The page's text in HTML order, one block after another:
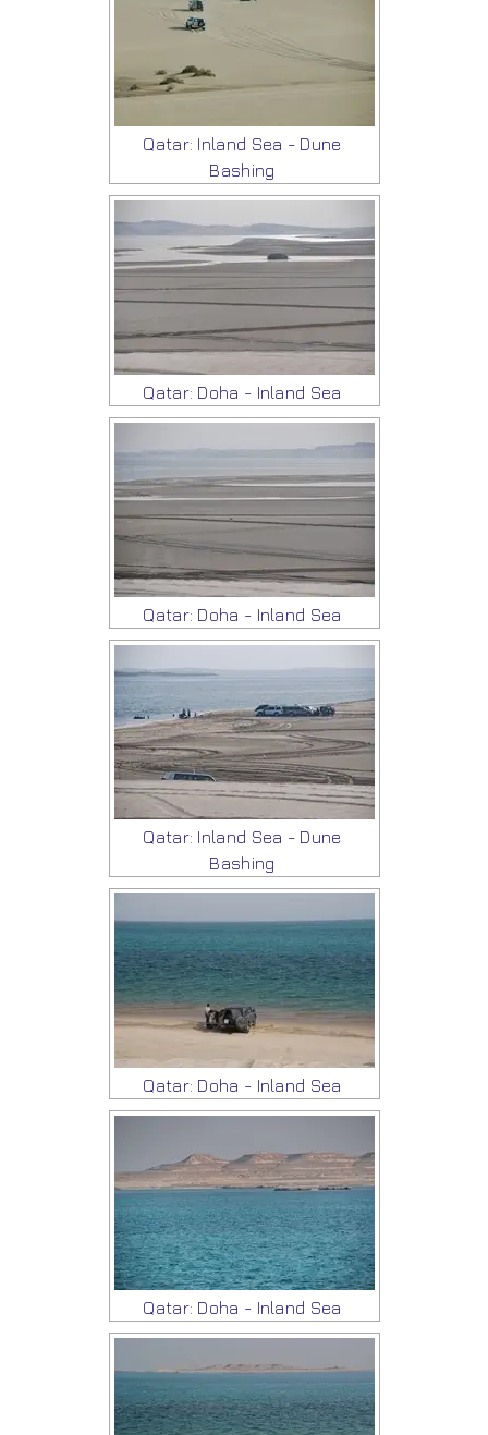
Qatar: Inland Sea - Dune
Bashing
Qatar: Doha - Inland Sea
Qatar: Doha - Inland Sea
Qatar: Inland Sea - Dune
Bashing
Qatar: Doha - Inland Sea
Qatar: Doha - Inland Sea